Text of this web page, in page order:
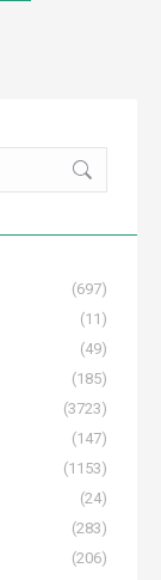
(697)
(11)
(49)
(185)
(3723)
(147)
(1153)
(24)
(283)
(206)